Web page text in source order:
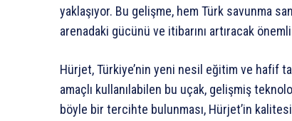
yaklaşıyor. Bu gelişme, hem Türk savunma
arenadaki gücünü ve itibarını artıracak
Hürjet, Türkiye’nin yeni nesil eğitim ve hafif
amaçlı kullanılabilen bu uçak, gelişmiş
böyle bir tercihte bulunması, Hürjet’in